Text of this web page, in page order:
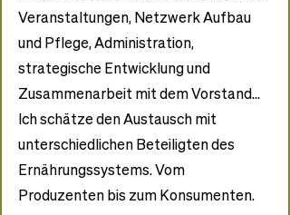
Veranstaltungen, Netzwerk Aufbau
und Pflege, Administration,
strategische Entwicklung und
Zusammenarbeit mit dem Vorstand...
Ich schätze den Austausch mit
unterschiedlichen Beteiligten des
Ernährungssystems. Vom
Produzenten bis zum Konsumenten.